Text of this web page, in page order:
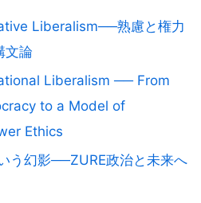
Liberalism──熟慮と権力
文論
Liberalism ── From
to a Model of
Ethics
う幻影──ZURE政治と未来へ